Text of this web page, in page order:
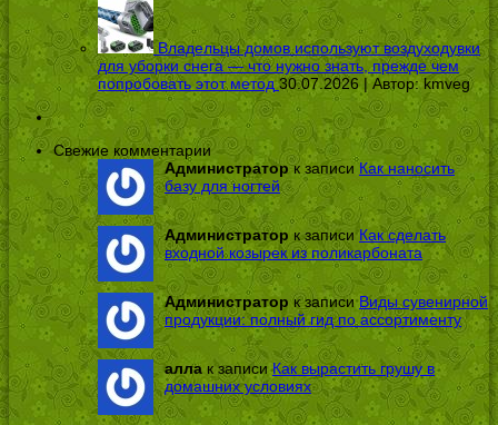
Владельцы домов используют воздуходувки
для уборки снега — что нужно знать, прежде чем
попробовать этот метод 30.07.2026 | Автор:kmveg
Свежие комментарии
Администраторк записиКак наносить
базу для ногтей
Администратор к записиКак сделать
входной козырек из поликарбоната
Администраторк записиВиды сувенирной
продукции: полный гид по ассортименту
алла к записиКак вырастить грушу в
домашних условиях